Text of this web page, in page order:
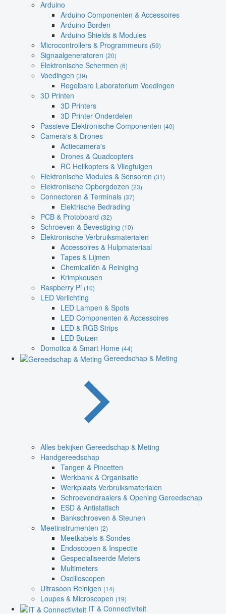
Arduino
Arduino Componenten & Accessoires
Arduino Borden
Arduino Shields & Modules
Microcontrollers & Programmeurs (59)
Signaalgeneratoren (20)
Elektronische Schermen (6)
Voedingen (39)
Regelbare Laboratorium Voedingen
3D Printen
3D Printers
3D Printer Onderdelen
Passieve Elektronische Componenten (40)
Camera's & Drones
Actiecamera's
Drones & Quadcopters
RC Helikopters & Vliegtuigen
Elektronische Modules & Sensoren (31)
Elektronische Opbergdozen (23)
Connectoren & Terminals (37)
Elektrische Bedrading
PCB & Protoboard (32)
Schroeven & Bevestiging (10)
Elektronische Verbruiksmaterialen
Accessoires & Hulpmateriaal
Tapes & Lijmen
Chemicaliën & Reiniging
Krimpkousen
Raspberry Pi (10)
LED Verlichting
LED Lampen & Spots
LED Componenten & Accessoires
LED & RGB Strips
LED Buizen
Domotica & Smart Home (44)
Gereedschap & Meting
Alles bekijken Gereedschap & Meting
Handgereedschap
Tangen & Pincetten
Werkbank & Organisatie
Werkplaats Verbruiksmaterialen
Schroevendraaiers & Opening Gereedschap
ESD & Antistatisch
Bankschroeven & Steunen
Meetinstrumenten (2)
Meetkabels & Sondes
Endoscopen & Inspectie
Gespecialiseerde Meters
Multimeters
Oscilloscopen
Ultrasoon Reinigen (14)
Loupes & Microscopen (19)
IT & Connectiviteit